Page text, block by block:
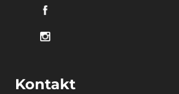
Kontakt